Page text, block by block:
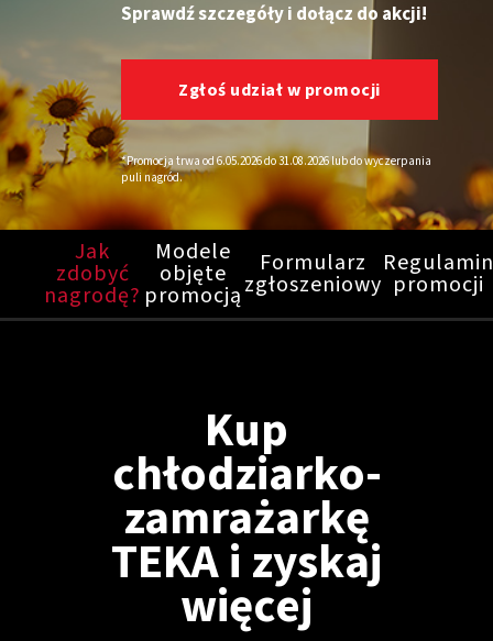
Sprawdź szczegóły i dołącz do akcji!
Zgłoś udział w promocji
*Promocja trwa od 6.05.2026 do 31.08.2026 lub do wyczerpania
puli nagród.
Jak
zdobyć
nagrodę?
Modele
objęte
promocją
Formularz
zgłoszeniowy promocji
Kup
chłodziarko-
zamrażarkę
TEKA i zyskaj
więcej